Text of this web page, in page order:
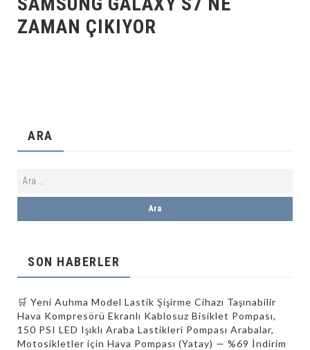
ZAMAN ÇIKIYOR
ARA
SON HABERLER
🛒 Yeni Auhma Model Lastik Şişirme Cihazı Taşınabilir
Hava Kompresörü Ekranlı Kablosuz Bisiklet Pompası,
150 PSI LED Işıklı Araba Lastikleri Pompası Arabalar,
Motosikletler için Hava Pompası (Yatay) — %69 İndirim